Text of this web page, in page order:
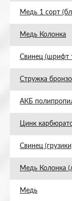
Медь 1 сорт
Медь Колонка
Свинец (шрифт
Стружка
АКБ
Цинк
Свинец
Медь Колонка
Медь